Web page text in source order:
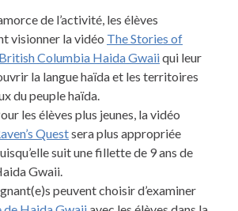
de l’activité, les élèves
visionner la vidéo The Stories of
Columbia Haida Gwaiiqui leur
la langue haïda et les territoires
du peuple haïda.
les élèves plus jeunes, la vidéo
Questsera plus appropriée
suit une fillette de 9 ans de
Gwaii.
peuvent choisir d’examiner